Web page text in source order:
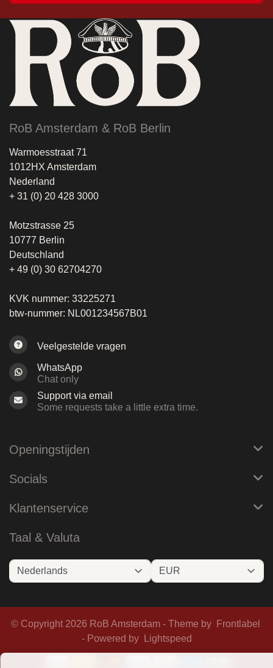
RoB Amsterdam & RoB Berlin
Warmoesstraat 71
1012HX Amsterdam
Nederland
+ 31 (0) 20 428 3000
Motzstrasse 25
10777 Berlin
Deutschland
+ 49 (0) 30 62704270
KVK nummer: 33225271
btw-nummer: NL001234567B01
Veelgestelde vragen
WhatsApp
Chat only
Support via email
Some requests take a little extra time.
Openingstijden
Socials
Klantenservice
Taal & Valuta
© Copyright 2026 RoB Amsterdam - Theme by
Frontlabel
- Powered by
Lightspeed